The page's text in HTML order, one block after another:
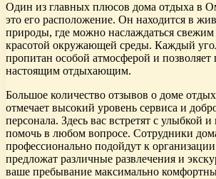
Один из главных плюсов дома отдыха в
это его расположение. Он находится в
природы, где можно наслаждаться свежим
красотой окружающей среды. Каждый
пропитан особой атмосферой и позволяет
настоящим отдыхающим.
Большое количество отзывов о доме
отмечает высокий уровень сервиса и
персонала. Здесь вас встретят с улыбкой
помочь в любом вопросе. Сотрудники
профессионально подойдут к
предложат различные развлечения и
ваше пребывание максимально